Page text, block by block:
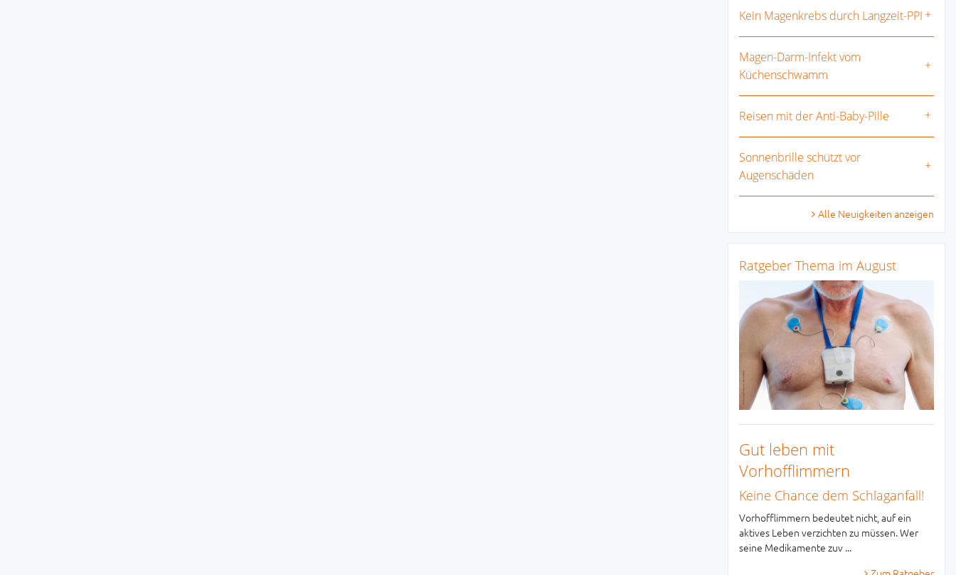
Kein Magenkrebs durch Langzeit-PPI
Magen-Darm-Infekt vom
Küchenschwamm
Reisen mit der Anti-Baby-Pille
Sonnenbrille schützt vor
Augenschäden
Alle Neuigkeiten anzeigen
Ratgeber Thema im August
Gut leben mit
Vorhofflimmern
Keine Chance dem Schlaganfall!
Vorhofflimmern bedeutet nicht, auf ein
aktives Leben verzichten zu müssen. Wer
seine Medikamente zuv ...